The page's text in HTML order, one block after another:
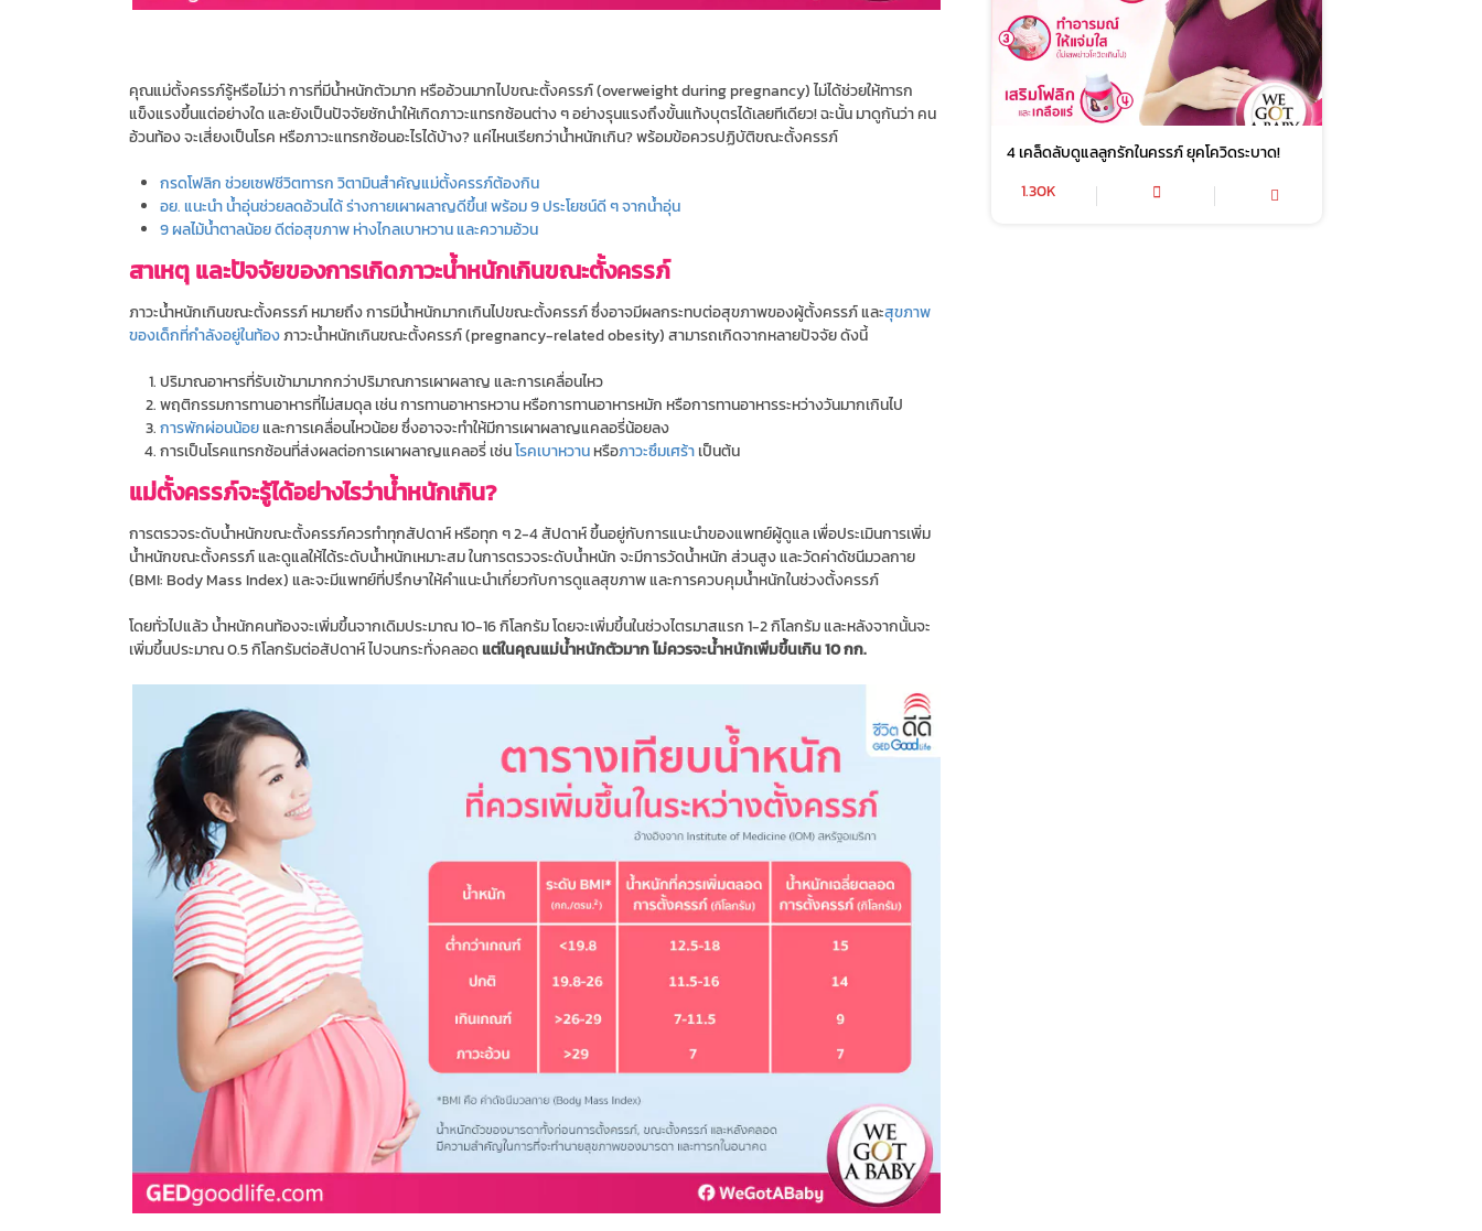
คุณแม่ตั้งครรภ์รู้หรือไม่ว่า การที่มีน้ำหนักตัวมาก หรืออ้วนมากไปขณะตั้งครรภ์ (overweight during pregnancy) ไม่ได้ช่วยให้ทารก
แข็งแรงขึ้นแต่อย่างใด และยังเป็นปัจจัยชักนำให้เกิดภาวะแทรกซ้อนต่าง ๆ อย่างรุนแรงถึงขั้นแท้งบุตรได้เลยทีเดียว! ฉะนั้น มาดูกันว่า คน
อ้วนท้อง จะเสี่ยงเป็นโรค หรือภาวะแทรกซ้อนอะไรได้บ้าง? แค่ไหนเรียกว่าน้ำหนักเกิน? พร้อมข้อควรปฏิบัติขณะตั้งครรภ์
กรดโฟลิก ช่วยเซฟชีวิตทารก วิตามินสำคัญแม่ตั้งครรภ์ต้องกิน
อย. แนะนำ น้ำอุ่นช่วยลดอ้วนได้ ร่างกายเผาผลาญดีขึ้น! พร้อม 9 ประโยชน์ดี ๆ จากน้ำอุ่น
9 ผลไม้น้ำตาลน้อย ดีต่อสุขภาพ ห่างไกลเบาหวาน และความอ้วน
สาเหตุ และปัจจัยของการเกิดภาวะน้ำหนักเกินขณะตั้งครรภ์
ภาวะน้ำหนักเกินขณะตั้งครรภ์ หมายถึง การมีน้ำหนักมากเกินไปขณะตั้งครรภ์ ซึ่งอาจมีผลกระทบต่อสุขภาพของผู้ตั้งครรภ์ และสุขภาพ
ของเด็กที่กำลังอยู่ในท้องภาวะน้ำหนักเกินขณะตั้งครรภ์ (pregnancy-related obesity) สามารถเกิดจากหลายปัจจัย ดังนี้
ปริมาณอาหารที่รับเข้ามามากกว่าปริมาณการเผาผลาญ และการเคลื่อนไหว
พฤติกรรมการทานอาหารที่ไม่สมดุล เช่น การทานอาหารหวาน หรือการทานอาหารหมัก หรือการทานอาหารระหว่างวันมากเกินไป
การพักผ่อนน้อย และการเคลื่อนไหวน้อย ซึ่งอาจจะทำให้มีการเผาผลาญแคลอรี่น้อยลง
การเป็นโรคแทรกซ้อนที่ส่งผลต่อการเผาผลาญแคลอรี่ เช่นโรคเบาหวาน หรือภาวะซึมเศร้า เป็นต้น
แม่ตั้งครรภ์จะรู้ได้อย่างไรว่าน้ำหนักเกิน?
การตรวจระดับน้ำหนักขณะตั้งครรภ์ควรทำทุกสัปดาห์ หรือทุก ๆ 2-4 สัปดาห์ ขึ้นอยู่กับการแนะนำของแพทย์ผู้ดูแล เพื่อประเมินการเพิ่ม
น้ำหนักขณะตั้งครรภ์ และดูแลให้ได้ระดับน้ำหนักเหมาะสม ในการตรวจระดับน้ำหนัก จะมีการวัดน้ำหนัก ส่วนสูง และวัดค่าดัชนีมวลกาย
(BMI: Body Mass Index) และจะมีแพทย์ที่ปรึกษาให้คำแนะนำเกี่ยวกับการดูแลสุขภาพ และการควบคุมน้ำหนักในช่วงตั้งครรภ์
โดยทั่วไปแล้ว น้ำหนักคนท้องจะเพิ่มขึ้นจากเดิมประมาณ 10-16 กิโลกรัม โดยจะเพิ่มขึ้นในช่วงไตรมาสแรก 1-2 กิโลกรัม และหลังจากนั้นจะ
เพิ่มขึ้นประมาณ 0.5 กิโลกรัมต่อสัปดาห์ ไปจนกระทั่งคลอด แต่ในคุณแม่น้ำหนักตัวมาก ไม่ควรจะน้ำหนักเพิ่มขึ้นเกิน 10 กก.
4 เคล็ดลับดูแลลูกรักในครรภ์ ยุคโควิดระบาด!
1.30K